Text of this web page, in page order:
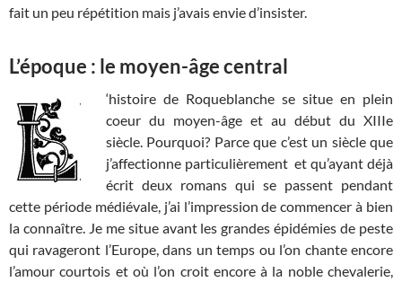
fait un peu répétition mais j’avais envie d’insister.
L’époque : le moyen-âge central
‘histoire de Roqueblanche se situe en plein
coeur du moyen-âge et au début du XIIIe
siècle. Pourquoi? Parce que c’est un siècle que
j’affectionne particulièrement et qu’ayant déjà
écrit deux romans qui se passent pendant
cette période médiévale, j’ai l’impression de commencer à bien
la connaître. Je me situe avant les grandes épidémies de peste
qui ravageront l’Europe, dans un temps ou l’on chante encore
l’amour courtois et où l’on croit encore à la noble chevalerie,